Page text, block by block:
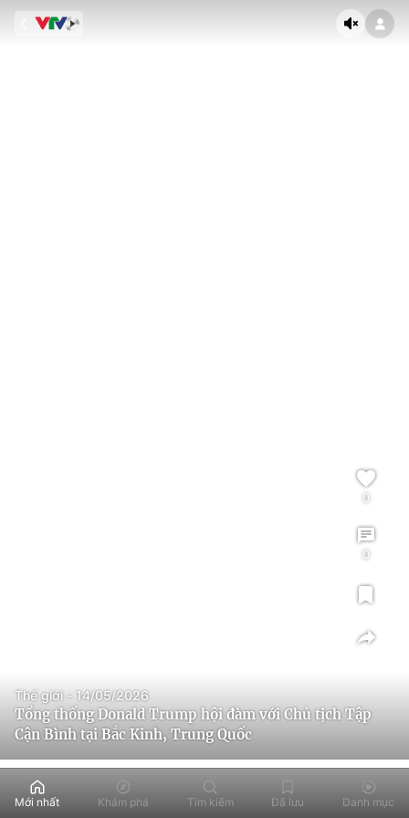
Tổng thống Donald Trump hội đàm với Chủ tịch Tập
Cận Bình tại Bắc Kinh, Trung Quốc
Thế giới - 14/05/2026
0
0
Mới nhất Khám phá Tìm kiếm Đã lưu Danh mục